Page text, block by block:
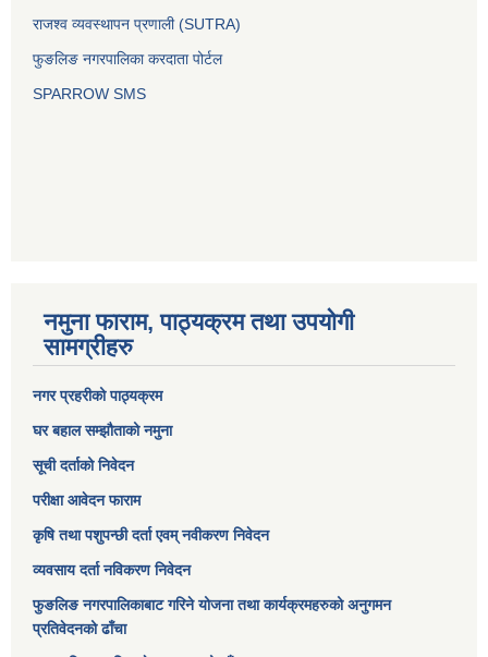
राजश्व व्यवस्थापन प्रणाली (SUTRA)
फुङलिङ नगरपालिका करदाता पोर्टल
SPARROW SMS
नमुना फाराम, पाठ्यक्रम तथा उपयोगी
सामग्रीहरु
नगर प्रहरीको पाठ्यक्रम
घर बहाल सम्झौताको नमुना
सूची दर्ताको निवेदन
परीक्षा आवेदन फाराम
कृषि तथा पशुपन्छी दर्ता एवम् नवीकरण निवेदन
व्यवसाय दर्ता नविकरण निवेदन
फुङलिङ नगरपालिकाबाट गरिने योजना तथा कार्यक्रमहरुको अनुगमन
प्रतिवेदनको ढाँचा